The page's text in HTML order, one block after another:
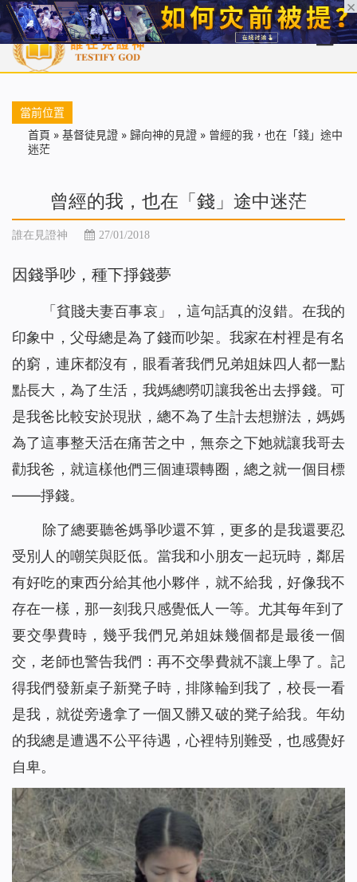
首頁 每日靈糧 天國福音 基督徒見證 信仰解答 聖經
當前位置
首頁 » 基督徒見證 » 歸向神的見證 » 曾經的我，也在「錢」途中
迷茫
曾經的我，也在「錢」途中迷茫
誰在見證神 27/01/2018
因錢爭吵，種下掙錢夢
「貧賤夫妻百事哀」，這句話真的沒錯。在我的
印象中，父母總是為了錢而吵架。我家在村裡是有名
的窮，連床都沒有，眼看著我們兄弟姐妹四人都一點
點長大，為了生活，我媽總嘮叨讓我爸出去掙錢。可
是我爸比較安於現狀，總不為了生計去想辦法，媽媽
為了這事整天活在痛苦之中，無奈之下她就讓我哥去
勸我爸，就這樣他們三個連環轉圈，總之就一個目標
——掙錢。
除了總要聽爸媽爭吵還不算，更多的是我還要忍
受別人的嘲笑與貶低。當我和小朋友一起玩時，鄰居
有好吃的東西分給其他小夥伴，就不給我，好像我不
存在一樣，那一刻我只感覺低人一等。尤其每年到了
要交學費時，幾乎我們兄弟姐妹幾個都是最後一個
交，老師也警告我們：再不交學費就不讓上學了。記
得我們發新桌子新凳子時，排隊輪到我了，校長一看
是我，就從旁邊拿了一個又髒又破的凳子給我。年幼
的我總是遭遇不公平待遇，心裡特別難受，也感覺好
自卑。